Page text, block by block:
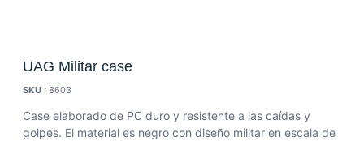
UAG Militar case
SKU : 8603
Case elaborado de PC duro y resistente a las caídas y
golpes. El material es negro con diseño militar en escala de